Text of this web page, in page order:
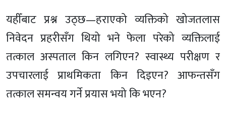
यहीँबाट प्रश्न उठ्छ—हराएको व्यक्तिको खोजतलास
निवेदन प्रहरीसँग थियो भने फेला परेको व्यक्तिलाई
तत्काल अस्पताल किन लगिएन? स्वास्थ्य परीक्षण र
उपचारलाई प्राथमिकता किन दिइएन? आफन्तसँग
तत्काल समन्वय गर्ने प्रयास भयो कि भएन?